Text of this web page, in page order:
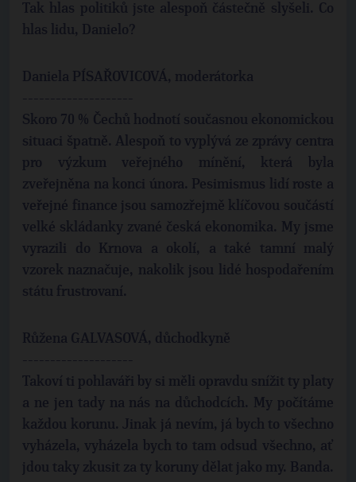
Tak hlas politiků jste alespoň částečně slyšeli. Co
hlas lidu, Danielo?
Daniela PÍSAŘOVICOVÁ, moderátorka
--------------------
Skoro 70 % Čechů hodnotí současnou ekonomickou
situaci špatně. Alespoň to vyplývá ze zprávy centra
pro výzkum veřejného mínění, která byla
zveřejněna na konci února. Pesimismus lidí roste a
veřejné finance jsou samozřejmě klíčovou součástí
velké skládanky zvané česká ekonomika. My jsme
vyrazili do Krnova a okolí, a také tamní malý
vzorek naznačuje, nakolik jsou lidé hospodařením
státu frustrovaní.
Růžena GALVASOVÁ, důchodkyně
--------------------
Takoví ti pohlaváři by si měli opravdu snížit ty platy
a ne jen tady na nás na důchodcích. My počítáme
každou korunu. Jinak já nevím, já bych to všechno
vyházela, vyházela bych to tam odsud všechno, ať
jdou taky zkusit za ty koruny dělat jako my. Banda.